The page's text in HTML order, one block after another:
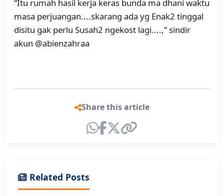
“Itu rumah hasil kerja keras bunda ma dhani waktu
masa perjuangan....skarang ada yg Enak2 tinggal
disitu gak perlu Susah2 ngekost lagi....,” sindir
akun @abienzahraa
Share this article
Related Posts